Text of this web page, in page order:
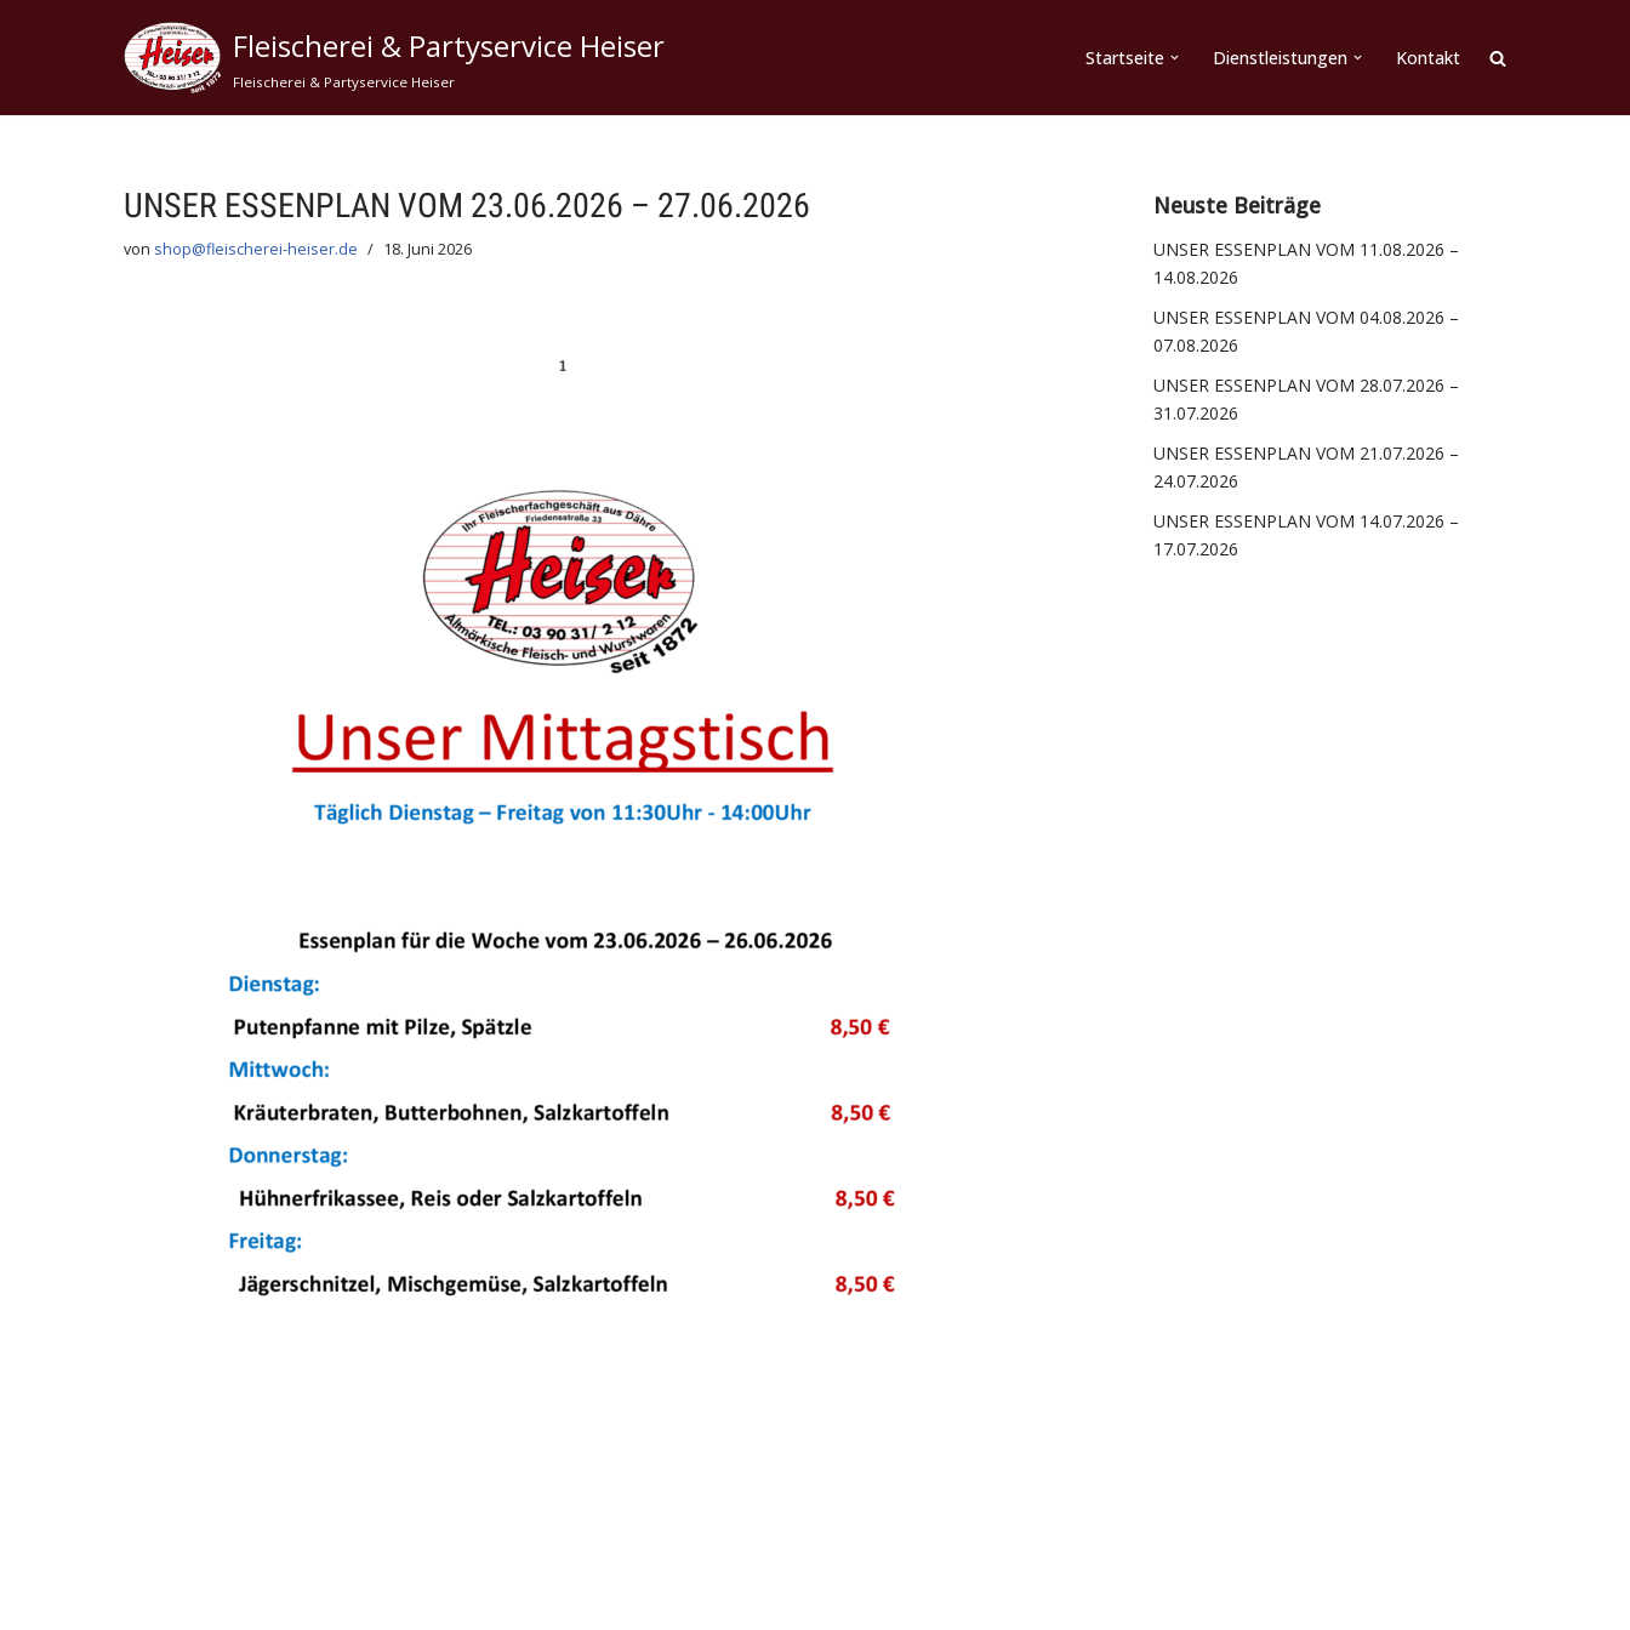
springen
Fleischerei & Partyservice Heiser
Fleischerei & Partyservice Heiser
Startseite Dienstleistungen Kontakt
UNSER ESSENPLAN VOM 23.06.2026 – 27.06.2026
von shop@fleischerei-heiser.de 18. Juni 2026
Neuste Beiträge
UNSER ESSENPLAN VOM 11.08.2026 –
14.08.2026
UNSER ESSENPLAN VOM 04.08.2026 –
07.08.2026
UNSER ESSENPLAN VOM 28.07.2026 –
31.07.2026
UNSER ESSENPLAN VOM 21.07.2026 –
24.07.2026
UNSER ESSENPLAN VOM 14.07.2026 –
17.07.2026